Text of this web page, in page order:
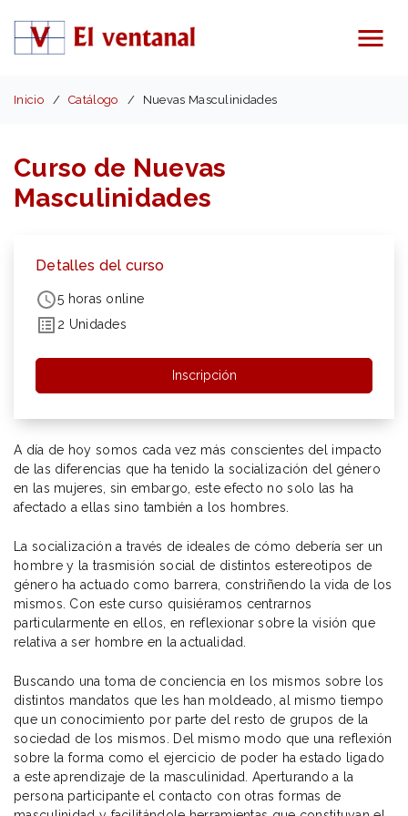
Menú
Inicio Catálogo Nuevas Masculinidades
Curso de Nuevas
Masculinidades
Detalles del curso
5 horas online
2 Unidades
Inscripción
A día de hoy somos cada vez más conscientes del impacto
de las diferencias que ha tenido la socialización del género
en las mujeres, sin embargo, este efecto no solo las ha
afectado a ellas sino también a los hombres.
La socialización a través de ideales de cómo debería ser un
hombre y la trasmisión social de distintos estereotipos de
género ha actuado como barrera, constriñendo la vida de los
mismos. Con este curso quisiéramos centrarnos
particularmente en ellos, en reflexionar sobre la visión que
relativa a ser hombre en la actualidad.
Buscando una toma de conciencia en los mismos sobre los
distintos mandatos que les han moldeado, al mismo tiempo
que un conocimiento por parte del resto de grupos de la
sociedad de los mismos. Del mismo modo que una reflexión
sobre la forma como el ejercicio de poder ha estado ligado
a este aprendizaje de la masculinidad. Aperturando a la
persona participante el contacto con otras formas de